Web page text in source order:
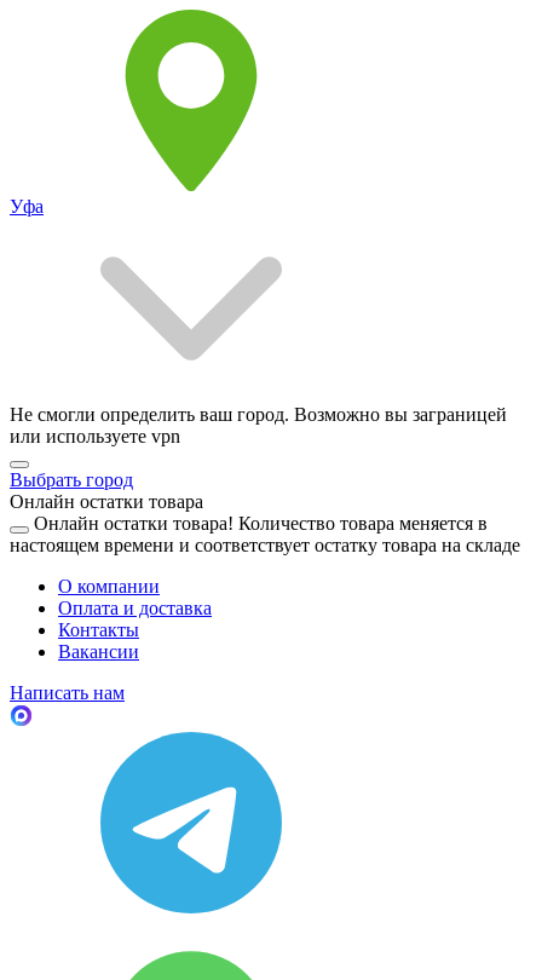
Уфа
Не смогли определить ваш город. Возможно вы заграницей
или используете vpn
Выбрать город
Онлайн остатки товара
Онлайн остатки товара! Количество товара меняется в
настоящем времени и соответствует остатку товара на складе
О компании
Оплата и доставка
Контакты
Вакансии
Написать нам